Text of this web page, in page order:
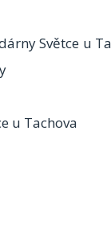
Světce u
u Tachova